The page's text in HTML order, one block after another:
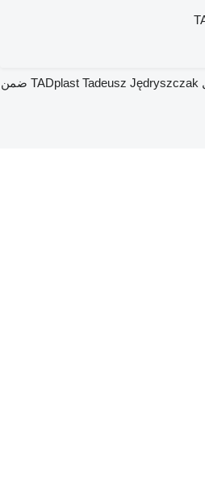
الرجاء العثور على معدات الوكيل TADplast Tadeusz Jędryszczak ضمن